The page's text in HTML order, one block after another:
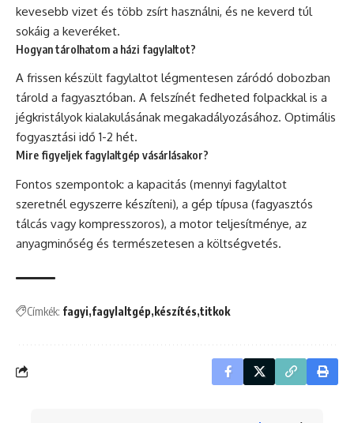
kevesebb vizet és több zsírt használni, és ne keverd túl
sokáig a keveréket.
Hogyan tárolhatom a házi fagylaltot?
A frissen készült fagylaltot légmentesen záródó dobozban
tárold a fagyasztóban. A felszínét fedheted folpackkal is a
jégkristályok kialakulásának megakadályozásához. Optimális
fogyasztási idő 1-2 hét.
Mire figyeljek fagylaltgép vásárlásakor?
Fontos szempontok: a kapacitás (mennyi fagylaltot
szeretnél egyszerre készíteni), a gép típusa (fagyasztós
tálcás vagy kompresszoros), a motor teljesítménye, az
anyagminőség és természetesen a költségvetés.
Címkék: fagyi fagylaltgép készítés titkok